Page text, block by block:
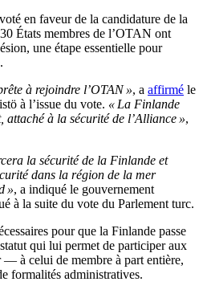
en faveur de la candidature de la
États membres de l’OTAN ont
une étape essentielle pour
à rejoindre l’OTAN », a affirmé le
à l’issue du vote. « La Finlande
attaché à la sécurité de l’Alliance »,
la sécurité de la Finlande et
dans la région de la mer
», a indiqué le gouvernement
à la suite du vote du Parlement turc.
pour que la Finlande passe
qui lui permet de participer aux
— à celui de membre à part entière,
formalités administratives.